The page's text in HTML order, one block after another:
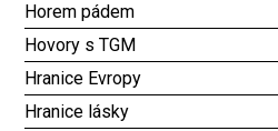
Horem pádem
Hovory s TGM
Hranice Evropy
Hranice lásky